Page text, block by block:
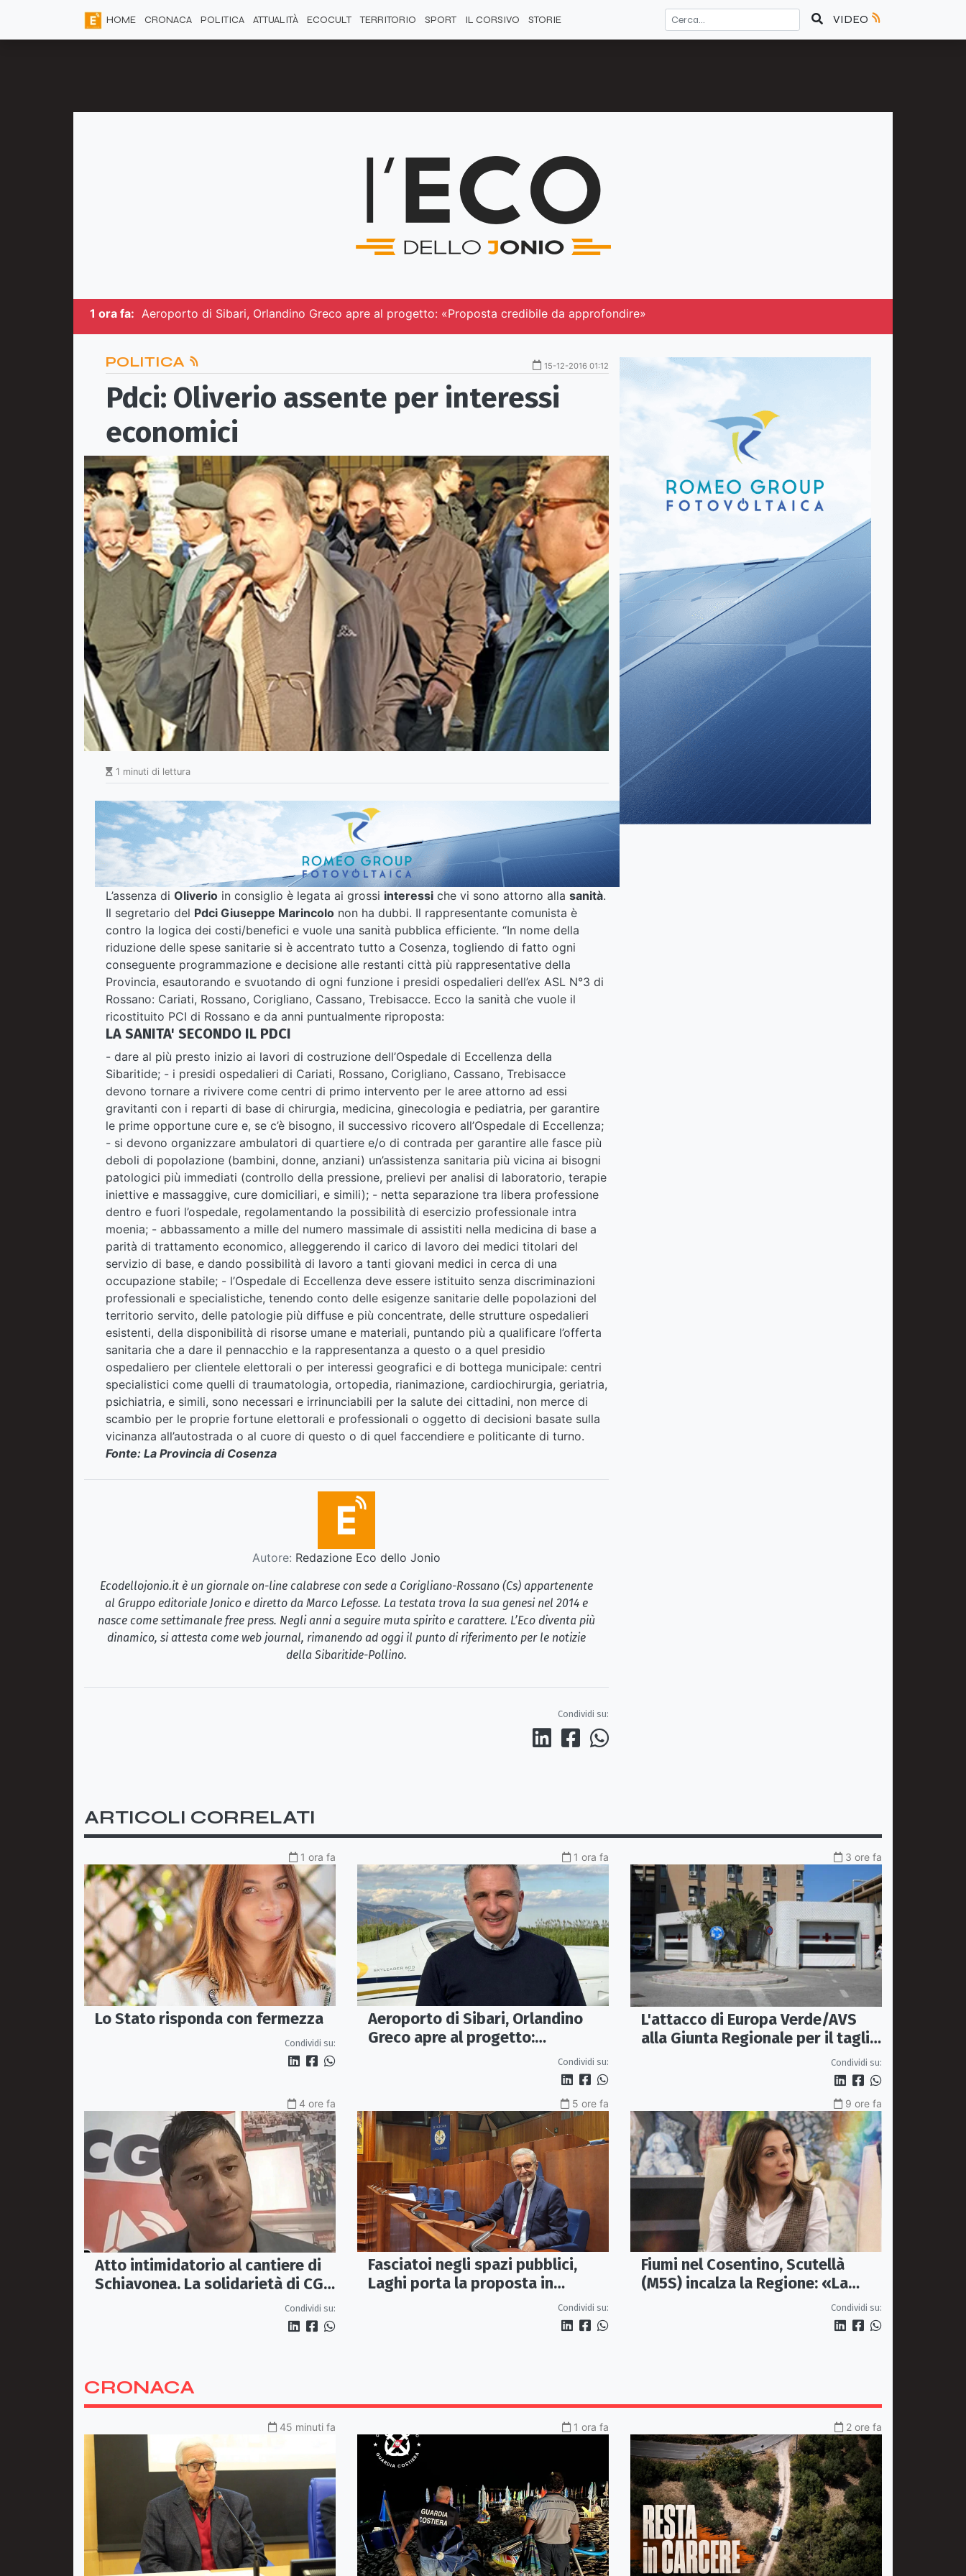
HOME CRONACA POLITICA ATTUALITÀ ECOCULT TERRITORIO SPORT IL CORSIVO STORIE VIDEO
1 ora fa: Aeroporto di Sibari, Orlandino Greco apre al progetto: «Proposta credibile da approfondire»
POLITICA 15-12-2016 01:12
Pdci: Oliverio assente per interessi
economici
1 minuti di lettura
L’assenza di Oliverio in consiglio è legata ai grossi interessi che vi sono attorno alla sanità.
Il segretario del Pdci Giuseppe Marincolo non ha dubbi. Il rappresentante comunista è
contro la logica dei costi/benefici e vuole una sanità pubblica efficiente. “In nome della
riduzione delle spese sanitarie si è accentrato tutto a Cosenza, togliendo di fatto ogni
conseguente programmazione e decisione alle restanti città più rappresentative della
Provincia, esautorando e svuotando di ogni funzione i presidi ospedalieri dell’ex ASL N°3 di
Rossano: Cariati, Rossano, Corigliano, Cassano, Trebisacce. Ecco la sanità che vuole il
ricostituito PCI di Rossano e da anni puntualmente riproposta:
LA SANITA' SECONDO IL PDCI
- dare al più presto inizio ai lavori di costruzione dell’Ospedale di Eccellenza della
Sibaritide; - i presidi ospedalieri di Cariati, Rossano, Corigliano, Cassano, Trebisacce
devono tornare a rivivere come centri di primo intervento per le aree attorno ad essi
gravitanti con i reparti di base di chirurgia, medicina, ginecologia e pediatria, per garantire
le prime opportune cure e, se c’è bisogno, il successivo ricovero all’Ospedale di Eccellenza;
- si devono organizzare ambulatori di quartiere e/o di contrada per garantire alle fasce più
deboli di popolazione (bambini, donne, anziani) un’assistenza sanitaria più vicina ai bisogni
patologici più immediati (controllo della pressione, prelievi per analisi di laboratorio, terapie
iniettive e massaggive, cure domiciliari, e simili); - netta separazione tra libera professione
dentro e fuori l’ospedale, regolamentando la possibilità di esercizio professionale intra
moenia; - abbassamento a mille del numero massimale di assistiti nella medicina di base a
parità di trattamento economico, alleggerendo il carico di lavoro dei medici titolari del
servizio di base, e dando possibilità di lavoro a tanti giovani medici in cerca di una
occupazione stabile; - l’Ospedale di Eccellenza deve essere istituito senza discriminazioni
professionali e specialistiche, tenendo conto delle esigenze sanitarie delle popolazioni del
territorio servito, delle patologie più diffuse e più concentrate, delle strutture ospedalieri
esistenti, della disponibilità di risorse umane e materiali, puntando più a qualificare l’offerta
sanitaria che a dare il pennacchio e la rappresentanza a questo o a quel presidio
ospedaliero per clientele elettorali o per interessi geografici e di bottega municipale: centri
specialistici come quelli di traumatologia, ortopedia, rianimazione, cardiochirurgia, geriatria,
psichiatria, e simili, sono necessari e irrinunciabili per la salute dei cittadini, non merce di
scambio per le proprie fortune elettorali e professionali o oggetto di decisioni basate sulla
vicinanza all’autostrada o al cuore di questo o di quel faccendiere e politicante di turno.
Fonte: La Provincia di Cosenza
Autore: Redazione Eco dello Jonio
Ecodellojonio.it è un giornale on-line calabrese con sede a Corigliano-Rossano (Cs) appartenente
al Gruppo editoriale Jonico e diretto da Marco Lefosse. La testata trova la sua genesi nel 2014 e
nasce come settimanale free press. Negli anni a seguire muta spirito e carattere. L’Eco diventa più
dinamico, si attesta come web journal, rimanendo ad oggi il punto di riferimento per le notizie
della Sibaritide-Pollino.
Condividi su:
ARTICOLI CORRELATI
1 ora fa
Lo Stato risponda con fermezza
Condividi su:
1 ora fa
Aeroporto di Sibari, Orlandino
Greco apre al progetto:
Condividi su:
3 ore fa
L'attacco di Europa Verde/AVS
alla Giunta Regionale per il taglio
del'emodinamica di RossanoCondividi su:
4 ore fa
Atto intimidatorio al cantiere di
Schiavonea. La solidarietà di CGIL
Condividi su:
5 ore fa
Fasciatoi negli spazi pubblici,
Laghi porta la proposta in
Regione: «Una Calabria a misura
Condividi su:
9 ore fa
Fiumi nel Cosentino, Scutellà
(M5S) incalza la Regione: «La
prevenzione si faccia prima delle
Condividi su:
CRONACA
45 minuti fa 1 ora fa 2 ore fa